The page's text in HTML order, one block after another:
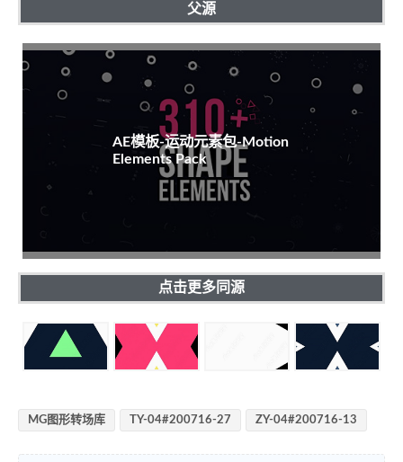
父源
AE模板-运动元素包-Motion
Elements Pack
点击更多同源
MG图形转场库 TY-04#200716-27 ZY-04#200716-13